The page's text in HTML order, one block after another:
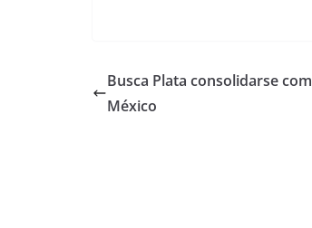
Busca Plata consolidarse
México